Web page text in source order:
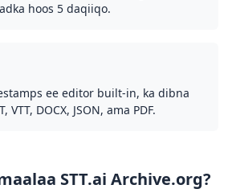
hoos 5 daqiiqo.
ee editor built-in, ka dibna
VTT, DOCX, JSON, ama PDF.
STT.ai Archive.org?